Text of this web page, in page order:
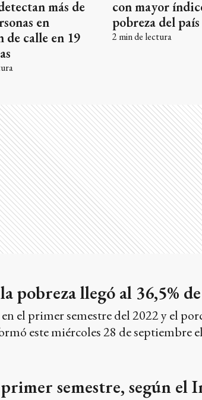
más de
en
de calle en 19
con mayor
pobreza del país
2 min de lectura
pobreza llegó al 36,5%
el primer semestre del 2022 y el
este miércoles 28 de
semestre, según el